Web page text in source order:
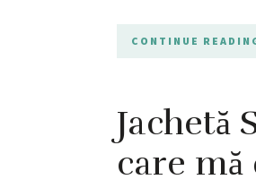
CONTINUE
Jachetă
care